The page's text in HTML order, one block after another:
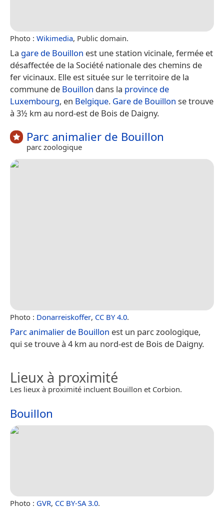
Photo : Wikimedia, Public domain.
La gare de Bouillon est une station vicinale, fermée et
désaffectée de la Société nationale des chemins de
fer vicinaux. Elle est située sur le territoire de la
commune de Bouillon dans la province de
Luxembourg, en Belgique. Gare de Bouillon se trouve
à 3½ km au nord-est de Bois de Daigny.
Parc animalier de Bouillon
parc zoologique
Photo : Donarreiskoffer, CC BY 4.0.
Parc animalier de Bouillon est un parc zoologique,
qui se trouve à 4 km au nord-est de Bois de Daigny.
Lieux à proximité
Les lieux à proximité incluent Bouillon et Corbion.
Bouillon
Photo : GVR, CC BY-SA 3.0.